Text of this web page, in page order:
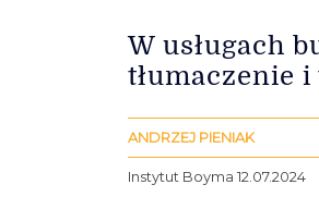
W usługach
tłumaczenie
ANDRZEJ PIENIAK
Instytut Boyma 12.07.2024